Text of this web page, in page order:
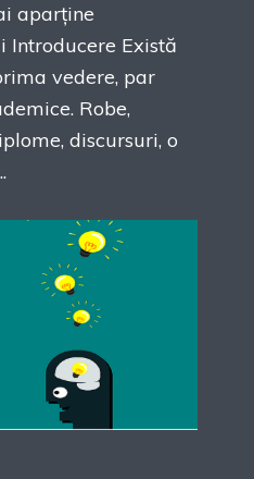
aparține
Introducere Există
vedere, par
Robe,
discursuri, o